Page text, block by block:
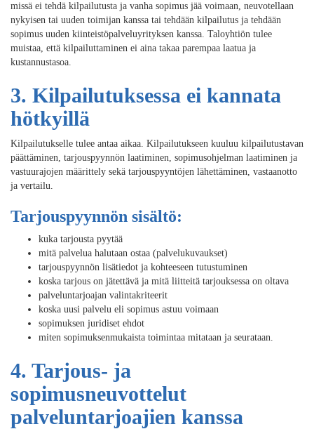
missä ei tehdä kilpailutusta ja vanha sopimus jää voimaan, neuvotellaan
nykyisen tai uuden toimijan kanssa tai tehdään kilpailutus ja tehdään
sopimus uuden kiinteistöpalveluyrityksen kanssa. Taloyhtiön tulee
muistaa, että kilpailuttaminen ei aina takaa parempaa laatua ja
kustannustasoa.
3. Kilpailutuksessa ei kannata
hötkyillä
Kilpailutukselle tulee antaa aikaa. Kilpailutukseen kuuluu kilpailutustavan
päättäminen, tarjouspyynnön laatiminen, sopimusohjelman laatiminen ja
vastuurajojen määrittely sekä tarjouspyyntöjen lähettäminen, vastaanotto
ja vertailu.
Tarjouspyynnön sisältö:
kuka tarjousta pyytää
mitä palvelua halutaan ostaa (palvelukuvaukset)
tarjouspyynnön lisätiedot ja kohteeseen tutustuminen
koska tarjous on jätettävä ja mitä liitteitä tarjouksessa on oltava
palveluntarjoajan valintakriteerit
koska uusi palvelu eli sopimus astuu voimaan
sopimuksen juridiset ehdot
miten sopimuksenmukaista toimintaa mitataan ja seurataan.
4. Tarjous- ja
sopimusneuvottelut
palveluntarjoajien kanssa